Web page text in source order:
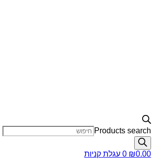
Products search
₪0.00
0 עגלת קניות